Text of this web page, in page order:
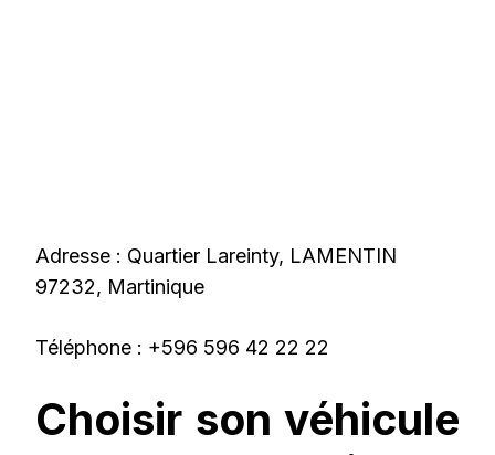
Adresse : Quartier Lareinty, LAMENTIN
97232, Martinique
Téléphone : +596 596 42 22 22
Choisir son véhicule